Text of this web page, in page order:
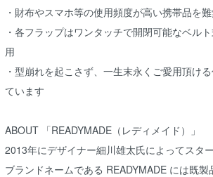
・財布やスマホ等の使用頻度が高い携帯品を
・各フラップはワンタッチで開閉可能なベル
用
・型崩れを起こさず、一生末永くご愛用頂け
ています
ABOUT 「READYMADE（レディメイド）」
2013年にデザイナー細川雄太氏によってスター
ブランドネームである READYMADE には既